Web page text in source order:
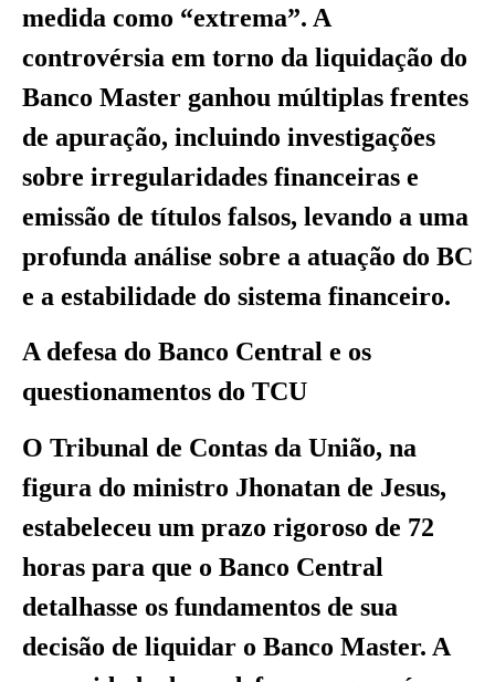
medida como “extrema”. A
controvérsia em torno da liquidação do
Banco Master ganhou múltiplas frentes
de apuração, incluindo investigações
sobre irregularidades financeiras e
emissão de títulos falsos, levando a uma
profunda análise sobre a atuação do BC
e a estabilidade do sistema financeiro.
A defesa do Banco Central e os
questionamentos do TCU
O Tribunal de Contas da União, na
figura do ministro Jhonatan de Jesus,
estabeleceu um prazo rigoroso de 72
horas para que o Banco Central
detalhasse os fundamentos de sua
decisão de liquidar o Banco Master. A